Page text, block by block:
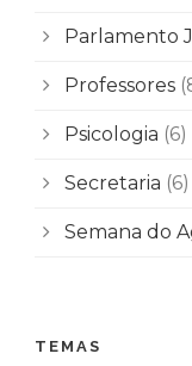
Parlamento
Professores
Psicologia (6)
Secretaria (6)
Semana do
TEMAS